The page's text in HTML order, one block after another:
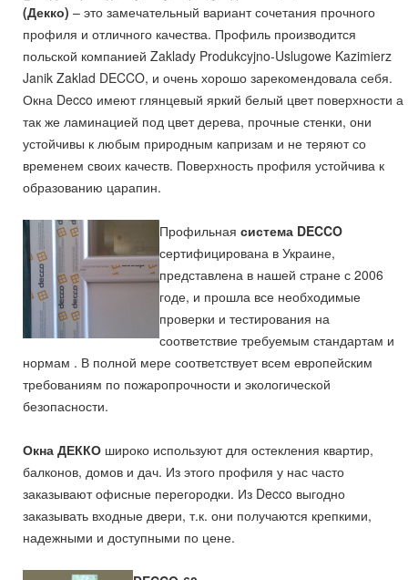
(Декко) – это замечательный вариант сочетания прочного
профиля и отличного качества. Профиль производится
польской компанией Zaklady Produkcyjno-Uslugowe Kazimierz
Janik Zaklad DECCO, и очень хорошо зарекомендовала себя.
Окна Decco имеют глянцевый яркий белый цвет поверхности а
так же ламинацией под цвет дерева, прочные стенки, они
устойчивы к любым природным капризам и не теряют со
временем своих качеств. Поверхность профиля устойчива к
образованию царапин.
Профильная система DECCO
сертифицирована в Украине,
представлена в нашей стране с 2006
годе, и прошла все необходимые
проверки и тестирования на
соответствие требуемым стандартам и
нормам . В полной мере соответствует всем европейским
требованиям по пожаропрочности и экологической
безопасности.
Окна ДЕККО широко используют для остекления квартир,
балконов, домов и дач. Из этого профиля у нас часто
заказывают офисные перегородки. Из Decco выгодно
заказывать входные двери, т.к. они получаются крепкими,
надежными и доступными по цене.